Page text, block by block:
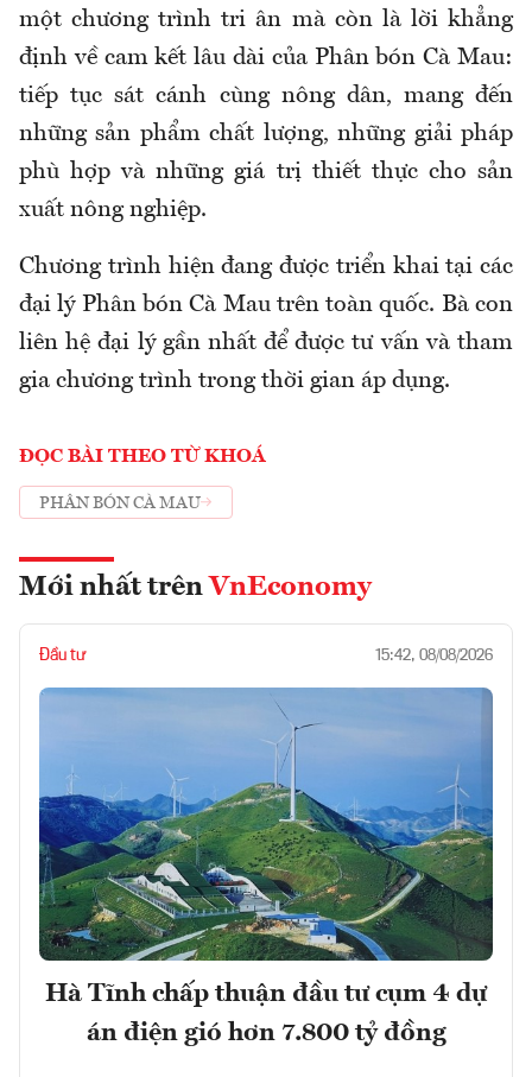
một chương trình tri ân mà còn là lời khẳng
định về cam kết lâu dài của Phân bón Cà Mau:
tiếp tục sát cánh cùng nông dân, mang đến
những sản phẩm chất lượng, những giải pháp
phù hợp và những giá trị thiết thực cho sản
xuất nông nghiệp.
Chương trình hiện đang được triển khai tại các
đại lý Phân bón Cà Mau trên toàn quốc. Bà con
liên hệ đại lý gần nhất để được tư vấn và tham
gia chương trình trong thời gian áp dụng.
ĐỌC BÀI THEO TỪ KHOÁ
PHÂN BÓN CÀ MAU
Mới nhất trên VnEconomy
Đầu tư 15:42, 08/08/2026
Hà Tĩnh chấp thuận đầu tư cụm 4 dự
án điện gió hơn 7.800 tỷ đồng